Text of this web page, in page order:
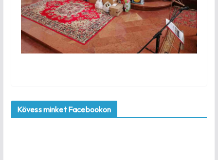
Kövess minket Facebookon